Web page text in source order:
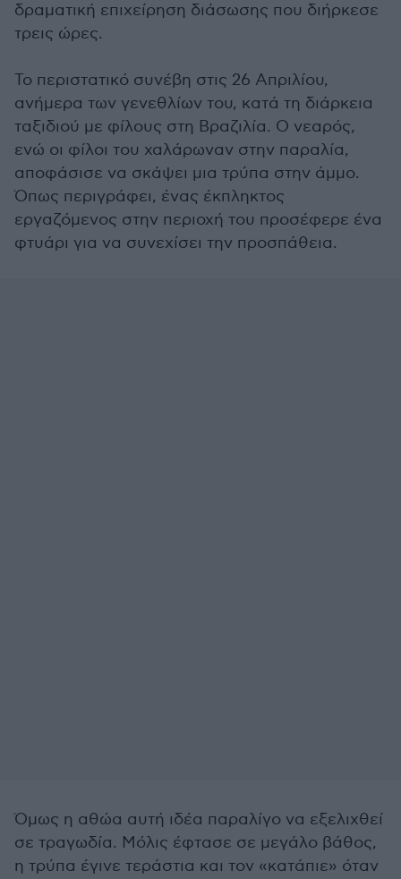
δραματική επιχείρηση διάσωσης που διήρκεσε
τρεις ώρες.
Το περιστατικό συνέβη στις 26 Απριλίου,
ανήμερα των γενεθλίων του, κατά τη διάρκεια
ταξιδιού με φίλους στη Βραζιλία. Ο νεαρός,
ενώ οι φίλοι του χαλάρωναν στην παραλία,
αποφάσισε να σκάψει μια τρύπα στην άμμο.
Όπως περιγράφει, ένας έκπληκτος
εργαζόμενος στην περιοχή του προσέφερε ένα
φτυάρι για να συνεχίσει την προσπάθεια.
Όμως η αθώα αυτή ιδέα παραλίγο να εξελιχθεί
σε τραγωδία. Μόλις έφτασε σε μεγάλο βάθος,
η τρύπα έγινε τεράστια και τον «κατάπιε» όταν